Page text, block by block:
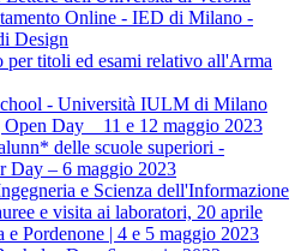
Online - IED di Milano -
Design
per titoli ed esami relativo all'Arma
- Università IULM di Milano
Day _ 11 e 12 maggio 2023
delle scuole superiori -
Day – 6 maggio 2023
e Scienza dell'Informazione
e visita ai laboratori, 20 aprile
e Pordenone | 4 e 5 maggio 2023